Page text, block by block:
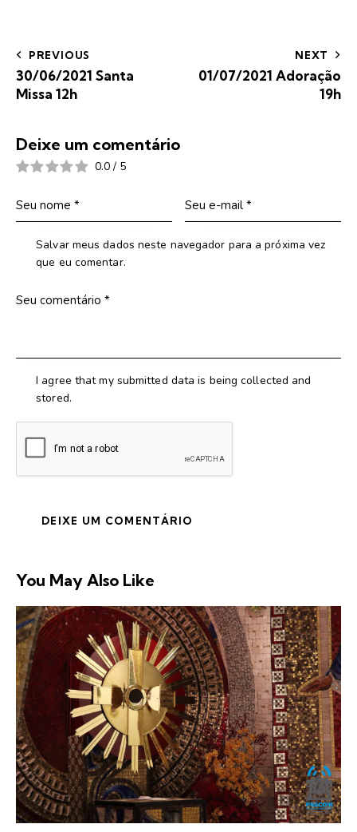
PREVIOUS
30/06/2021 Santa
Missa 12h
NEXT
01/07/2021 Adoração
19h
Deixe um comentário
0.0 / 5
Salvar meus dados neste navegador para a próxima vez
que eu comentar.
I agree that my submitted data is being collected and
stored.
You May Also Like